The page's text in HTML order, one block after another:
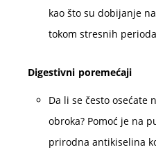
kao što su dobijanje
tokom stresnih
Digestivni poremećaji
Da li se često osećate
obroka? Pomoć je na
prirodna antikiselina